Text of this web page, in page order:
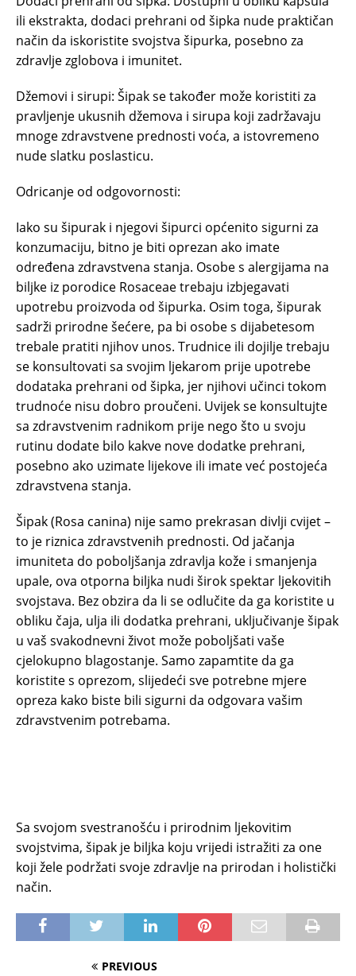
ili ekstrakta, dodaci prehrani od šipka nude praktičan
način da iskoristite svojstva šipurka, posebno za
zdravlje zglobova i imunitet.
Džemovi i sirupi: Šipak se također može koristiti za
pravljenje ukusnih džemova i sirupa koji zadržavaju
mnoge zdravstvene prednosti voća, a istovremeno
nude slatku poslasticu.
Odricanje od odgovornosti:
Iako su šipurak i njegovi šipurci općenito sigurni za
konzumaciju, bitno je biti oprezan ako imate
određena zdravstvena stanja. Osobe s alergijama na
biljke iz porodice Rosaceae trebaju izbjegavati
upotrebu proizvoda od šipurka. Osim toga, šipurak
sadrži prirodne šećere, pa bi osobe s dijabetesom
trebale pratiti njihov unos. Trudnice ili dojilje trebaju
se konsultovati sa svojim ljekarom prije upotrebe
dodataka prehrani od šipka, jer njihovi učinci tokom
trudnoće nisu dobro proučeni. Uvijek se konsultujte
sa zdravstvenim radnikom prije nego što u svoju
rutinu dodate bilo kakve nove dodatke prehrani,
posebno ako uzimate lijekove ili imate već postojeća
zdravstvena stanja.
Šipak (Rosa canina) nije samo prekrasan divlji cvijet –
to je riznica zdravstvenih prednosti. Od jačanja
imuniteta do poboljšanja zdravlja kože i smanjenja
upale, ova otporna biljka nudi širok spektar ljekovitih
svojstava. Bez obzira da li se odlučite da ga koristite u
obliku čaja, ulja ili dodatka prehrani, uključivanje šipak
u vaš svakodnevni život može poboljšati vaše
cjelokupno blagostanje. Samo zapamtite da ga
koristite s oprezom, slijedeći sve potrebne mjere
opreza kako biste bili sigurni da odgovara vašim
zdravstvenim potrebama.
Sa svojom svestranošću i prirodnim ljekovitim
svojstvima, šipak je biljka koju vrijedi istražiti za one
koji žele podržati svoje zdravlje na prirodan i holistički
način.
PREVIOUS